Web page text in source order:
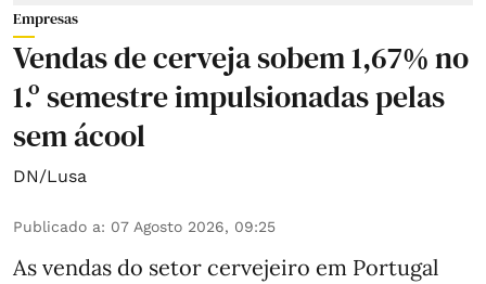
Empresas
Vendas de cerveja sobem 1,67% no
1.º semestre impulsionadas pelas
sem ácool
DN/Lusa
Publicado a: 07 Agosto 2026, 09:25
As vendas do setor cervejeiro em Portugal